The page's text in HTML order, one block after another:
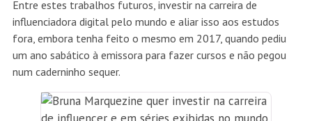
Entre estes trabalhos futuros, investir na carreira de
influenciadora digital pelo mundo e aliar isso aos estudos
fora, embora tenha feito o mesmo em 2017, quando pediu
um ano sabático à emissora para fazer cursos e não pegou
num caderninho sequer.